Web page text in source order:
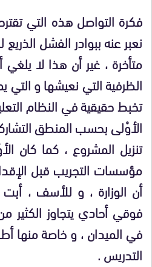
فكرة التواصل هذه التي
نعبر عنه ببوادر الفشل
متأخرة ، غير أن هذا لا
الظرفية التي نعيشها و التي
تخبط حقيقية في النظام
الأوْلى بحسب المنطق
تنزيل المشروع ، كما كان
مؤسسات التجريب قبل
أن الوزارة ، و للأسف ، أبت
فوقي أحادي يتجاوز الكثير
في الميدان ، و خاصة منها
التدريس .